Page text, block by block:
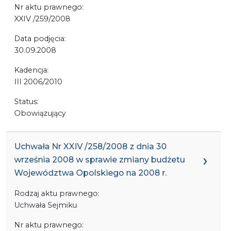
Nr aktu prawnego:
XXIV /259/2008
Data podjęcia:
30.09.2008
Kadencja:
III 2006/2010
Status:
Obowiązujący
Uchwała Nr XXIV /258/2008 z dnia 30
września 2008 w sprawie zmiany budżetu
Województwa Opolskiego na 2008 r.
Rodzaj aktu prawnego:
Uchwała Sejmiku
Nr aktu prawnego: